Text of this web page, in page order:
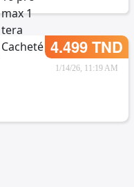
4.499 TND
1/14/26, 11:19 AM